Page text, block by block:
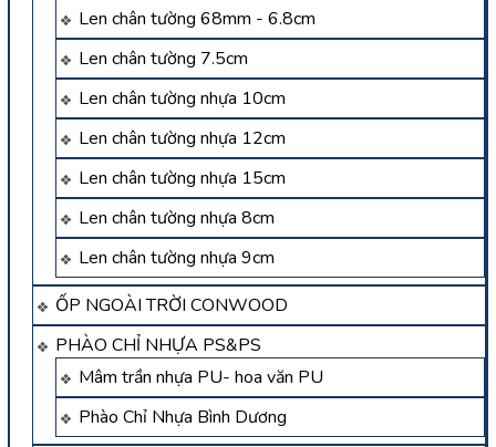
Len chân tường 68mm - 6.8cm
Len chân tường 7.5cm
Len chân tường nhựa 10cm
Len chân tường nhựa 12cm
Len chân tường nhựa 15cm
Len chân tường nhựa 8cm
Len chân tường nhựa 9cm
ỐP NGOÀI TRỜI CONWOOD
PHÀO CHỈ NHỰA PS&PS
Mâm trần nhựa PU- hoa văn PU
Phào Chỉ Nhựa Bình Dương